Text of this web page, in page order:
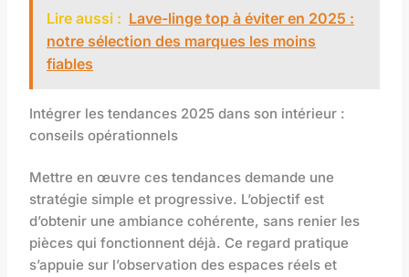
Lire aussi : Lave-linge top à éviter en 2025 :
notre sélection des marques les moins
fiables
Intégrer les tendances 2025 dans son intérieur :
conseils opérationnels
Mettre en œuvre ces tendances demande une
stratégie simple et progressive. L’objectif est
d’obtenir une ambiance cohérente, sans renier les
pièces qui fonctionnent déjà. Ce regard pratique
s’appuie sur l’observation des espaces réels et